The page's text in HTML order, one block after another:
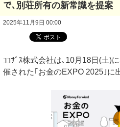
で､別荘所有の新常識を提案
2025年11月9日 00:00
ｺｺｻﾞｽ株式会社は､10月18日(土)
催された｢お金のEXPO 2025｣に